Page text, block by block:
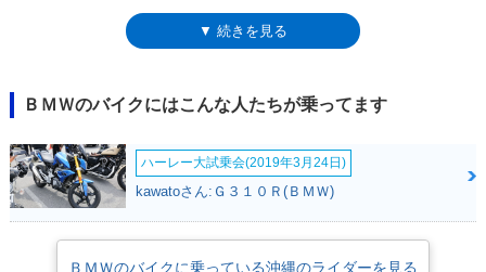
から2005年で、2001年にフェイスリフトを受けた。その変更点としては
アッパーフェアリングがわずかに大きく、ポジションが若干アップライト
た。
▼ 続きを見る
ＢＭＷのバイクにはこんな人たちが乗ってます
ハーレー大試乗会(2019年3月24日)
kawatoさん:Ｇ３１０Ｒ(ＢＭＷ)
ＢＭＷのバイクに乗っている沖縄のライダーを見る